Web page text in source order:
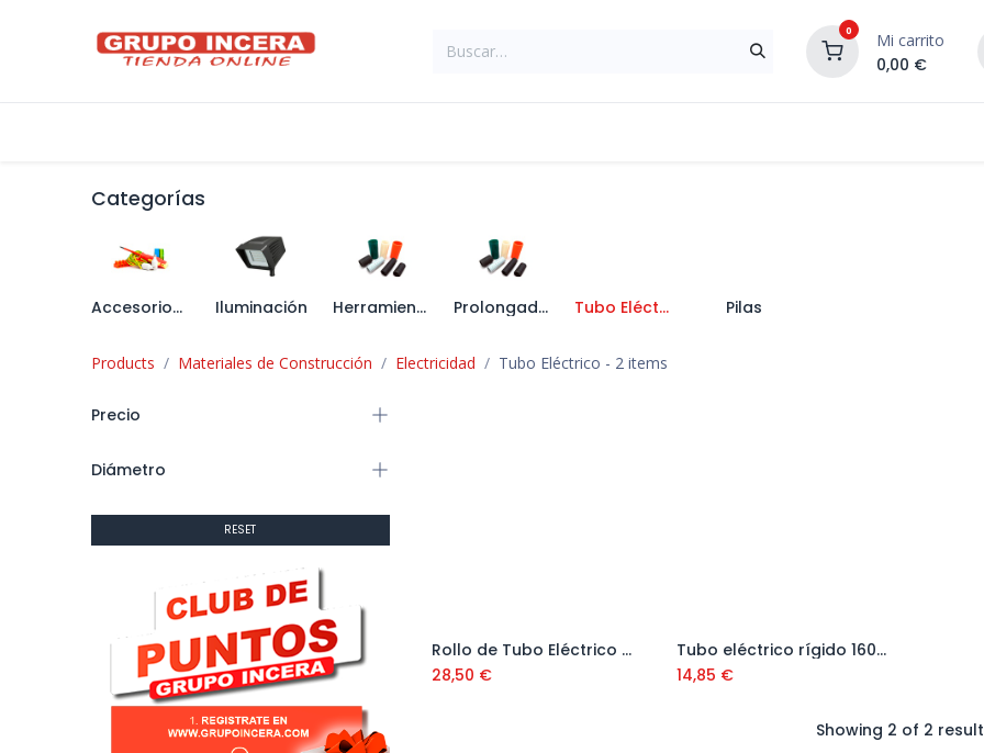
0 Mi carrito
0,00 €
Categorías
Accesorios de Conexión Iluminación Herramienta de Electricista Prolongadores y Enrollacables Tubo Eléctrico Pilas
Products Materiales de Construcción Electricidad Tubo Eléctrico - 2 items
Precio
Diámetro
RESET
Añadir al carrito
Rollo de Tubo Eléctrico 450 NW
28,50 €
Añadir al carrito
Tubo eléctrico rígido 160 mm de 6 mtrs
14,85 €
Showing 2 of 2